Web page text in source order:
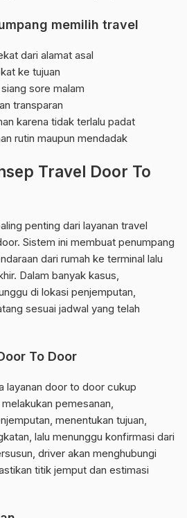
memilih travel
dari alamat asal
ke tujuan
sore malam
transparan
karena tidak terlalu padat
rutin maupun mendadak
Travel Door To
penting dari layanan travel
Sistem ini membuat penumpang
dari rumah ke terminal lalu
Dalam banyak kasus,
di lokasi penjemputan,
sesuai jadwal yang telah
To Door
layanan door to door cukup
pemesanan,
menentukan tujuan,
lalu menunggu konfirmasi dari
driver akan menghubungi
titik jemput dan estimasi